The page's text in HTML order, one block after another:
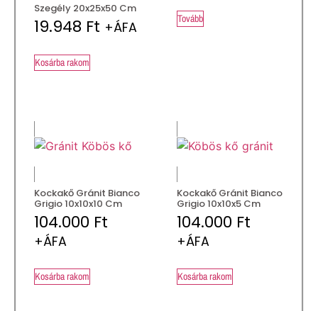
Szegély 20x25x50 Cm
19.948 Ft +ÁFA
Kosárba rakom
Tovább
Kockakő Gránit Bianco
Grigio 10x10x10 Cm
104.000 Ft
+ÁFA
Kosárba rakom
Kockakő Gránit Bianco
Grigio 10x10x5 Cm
104.000 Ft
+ÁFA
Kosárba rakom